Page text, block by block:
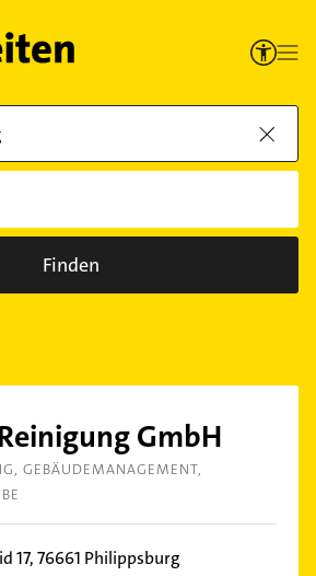
Finden
GmbH
GEBÄUDEMANAGEMENT
17,76661 Philippsburg